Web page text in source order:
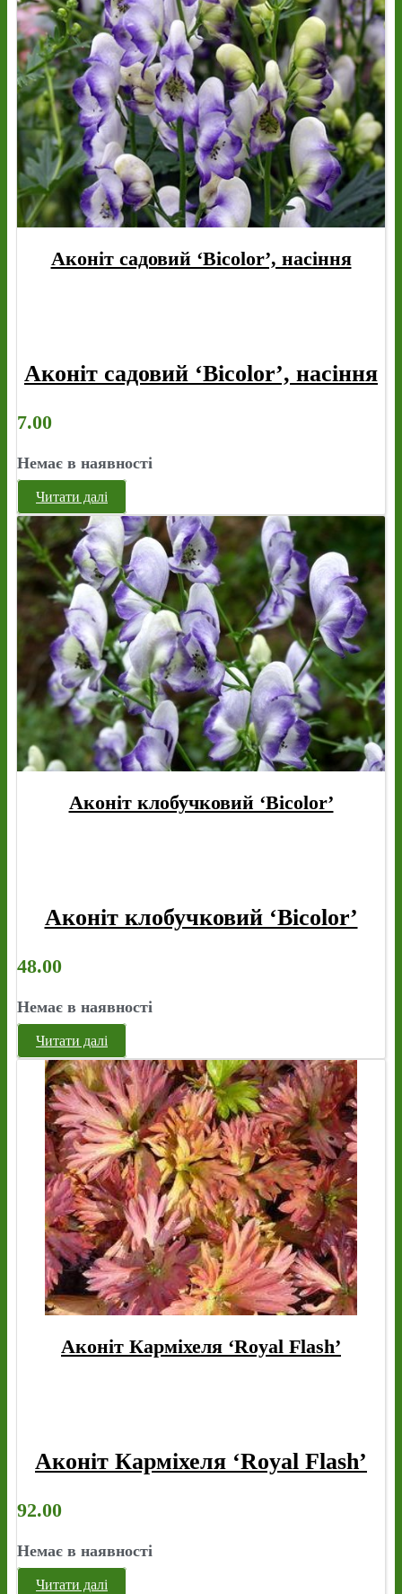
Аконіт садовий ‘Bicolor’, насіння
Аконіт садовий ‘Bicolor’, насіння
7.00
Немає в наявності
Читати далі
Аконіт клобучковий ‘Bicolor’
Аконіт клобучковий ‘Bicolor’
48.00
Немає в наявності
Читати далі
Аконіт Карміхеля ‘Royal Flash’
Аконіт Карміхеля ‘Royal Flash’
92.00
Немає в наявності
Читати далі